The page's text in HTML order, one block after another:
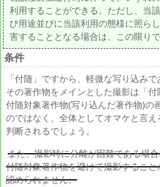
利用することができる。ただし、当
び用途並びに当該利用の態様に照ら
害することとなる場合は、この限りで
条件
「付随」ですから、軽微な写り込みで
その著作物をメインとした撮影は「付
付随対象著作物(写り込んだ著作物)の
のではなく、全体としてオマケと言
判断されるでしょう。
また、撮影時に分離が困難である場
付随対象著作物を避けて撮影するこ
認められません。